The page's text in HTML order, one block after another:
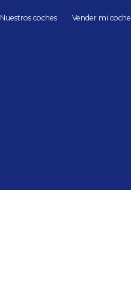
Nuestros coches Vender mi coche